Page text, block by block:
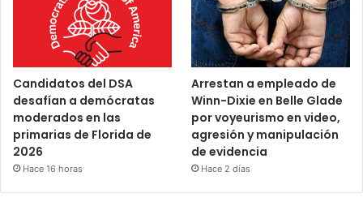
Candidatos del DSA
desafían a demócratas
moderados en las
primarias de Florida de
2026
Hace 16 horas
Arrestan a empleado de
Winn-Dixie en Belle Glade
por voyeurismo en video,
agresión y manipulación
de evidencia
Hace 2 días